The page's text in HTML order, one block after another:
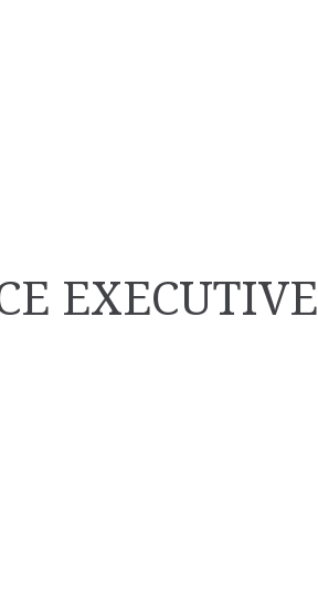
EXECUTIVE